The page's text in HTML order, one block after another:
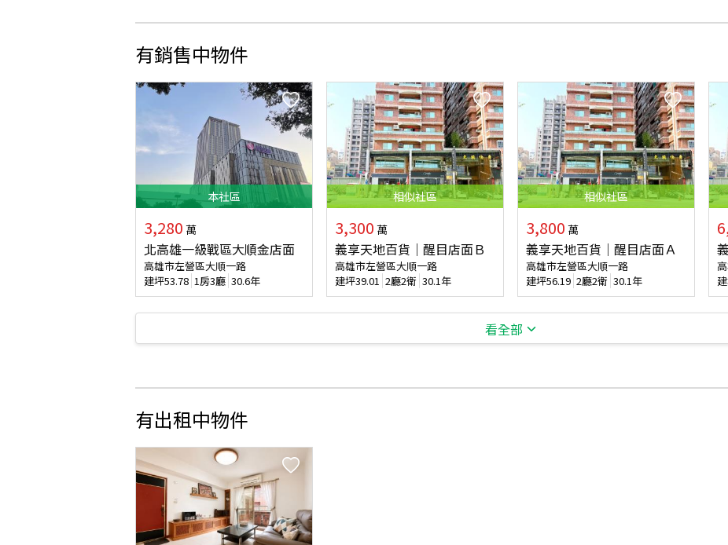
有銷售中物件
本社區
3,280 萬
北高雄一級戰區大順金店面
高雄市左營區大順一路
建坪53.78 1房3廳 30.6年
相似社區
3,300 萬
義享天地百貨｜醒目店面Ｂ
高雄市左營區大順一路
建坪39.01 2廳2衛 30.1年
相似社區
3,800 萬
義享天地百貨｜醒目店面Ａ
高雄市左營區大順一路
建坪56.19 2廳2衛 30.1年
看全部
有出租中物件